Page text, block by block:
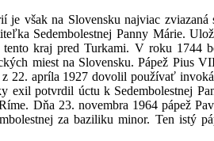
však na Slovensku najviac
Sedembolestnej Panny Márie.
kraj pred Turkami. V roku 1744
miest na Slovensku. Pápež Pius
22. apríla 1927 dovolil používať
potvrdil úctu k Sedembolestnej
Dňa 23. novembra 1964 pápež
za baziliku minor. Ten istý